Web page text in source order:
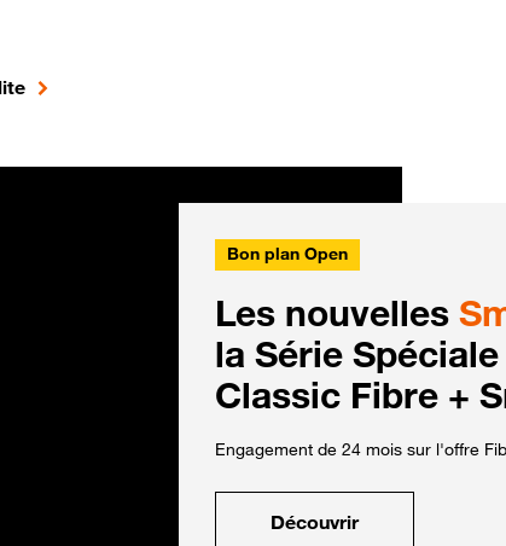
Bon plan Open
Les nouvelles
la Série
Classic Fibre +
Engagement de 24 mois sur l'offre
Découvrir